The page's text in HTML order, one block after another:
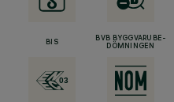
BIS
BVB BYGGVARUBE-
DÖMNINGEN